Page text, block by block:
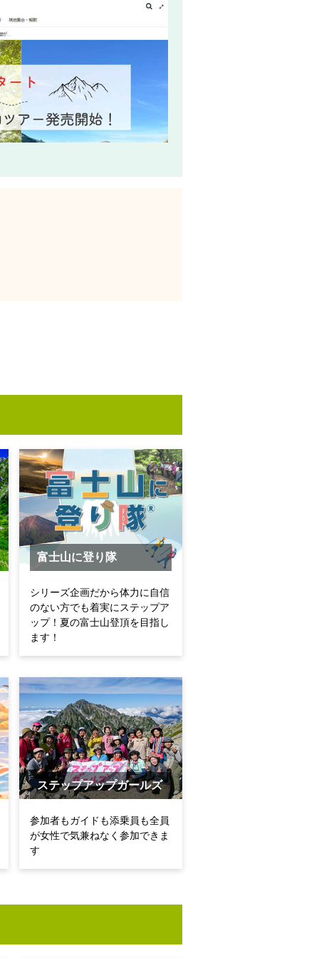
富士山に登り隊
シリーズ企画だから体力に自信
のない方でも着実にステップア
ップ！夏の富士山登頂を目指し
ます！
ステップアップガールズ
参加者もガイドも添乗員も全員
が女性で気兼ねなく参加できま
す